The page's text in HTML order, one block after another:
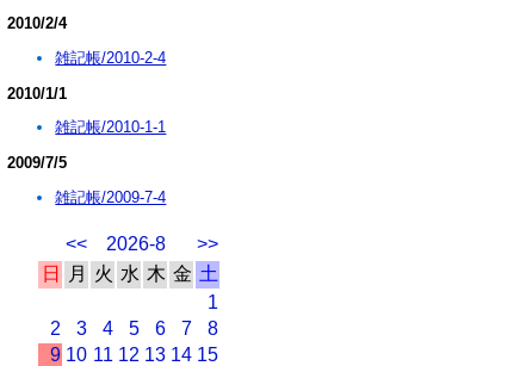
2010/2/4
雑記帳/2010-2-4
2010/1/1
雑記帳/2010-1-1
2009/7/5
雑記帳/2009-7-4
<< 2026-8
>>
日
月 火 水 木 金 土
1
2
3 4 5 6 7
8
9 10 11 12 13 14 15